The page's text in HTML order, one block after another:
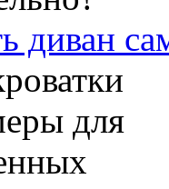
диван